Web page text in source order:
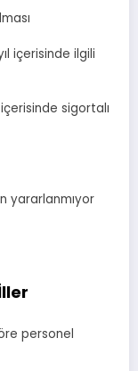
içerisinde ilgili
sigortalı
yararlanmıyor
personel